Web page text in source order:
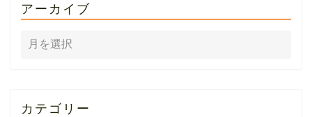
アーカイブ
カテゴリー